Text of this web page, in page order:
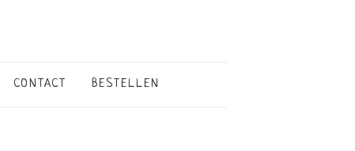
CONTACT BESTELLEN